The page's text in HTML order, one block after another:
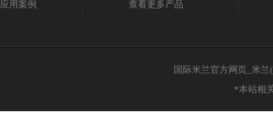
应用案例 查看更多产品
国际米兰官方网页_米
*本站相